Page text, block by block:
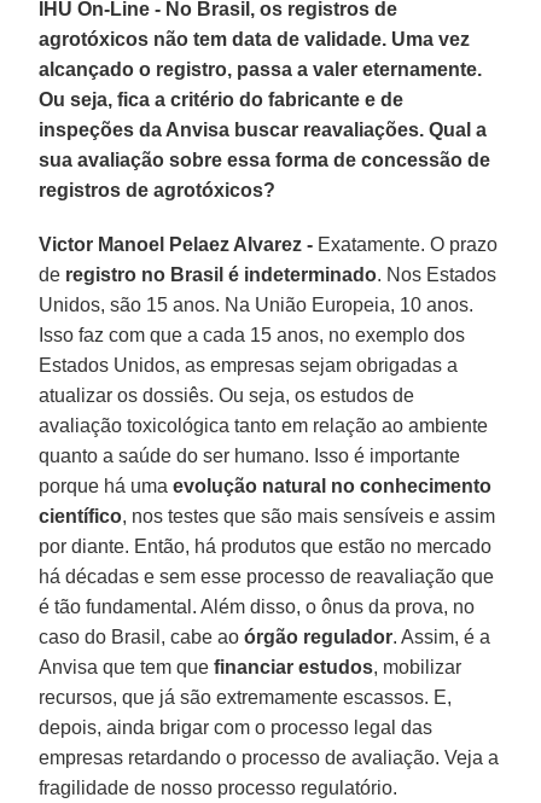
IHU On-Line - No Brasil, os registros de
agrotóxicos não tem data de validade. Uma vez
alcançado o registro, passa a valer eternamente.
Ou seja, fica a critério do fabricante e de
inspeções da Anvisa buscar reavaliações. Qual a
sua avaliação sobre essa forma de concessão de
registros de agrotóxicos?
Victor Manoel Pelaez Alvarez - Exatamente. O prazo
de registro no Brasil é indeterminado. Nos Estados
Unidos, são 15 anos. Na União Europeia, 10 anos.
Isso faz com que a cada 15 anos, no exemplo dos
Estados Unidos, as empresas sejam obrigadas a
atualizar os dossiês. Ou seja, os estudos de
avaliação toxicológica tanto em relação ao ambiente
quanto a saúde do ser humano. Isso é importante
porque há umaevolução natural no conhecimento
científico, nos testes que são mais sensíveis e assim
por diante. Então, há produtos que estão no mercado
há décadas e sem esse processo de reavaliação que
é tão fundamental. Além disso, o ônus da prova, no
caso do Brasil, cabe aoórgão regulador. Assim, é a
Anvisa que tem quefinanciar estudos, mobilizar
recursos, que já são extremamente escassos. E,
depois, ainda brigar com o processo legal das
empresas retardando o processo de avaliação. Veja a
fragilidade de nosso processo regulatório.